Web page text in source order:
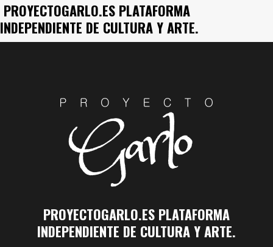
PROYECTOGARLO.ES PLATAFORMA
INDEPENDIENTE DE CULTURA Y ARTE.
PROYECTOGARLO.ES PLATAFORMA
INDEPENDIENTE DE CULTURA Y ARTE.